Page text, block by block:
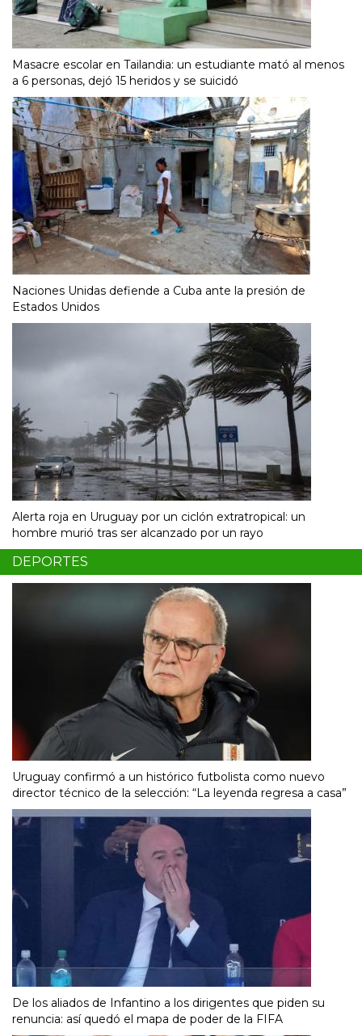
Masacre escolar en Tailandia: un estudiante mató al menos
a 6 personas, dejó 15 heridos y se suicidó
Naciones Unidas defiende a Cuba ante la presión de
Estados Unidos
Alerta roja en Uruguay por un ciclón extratropical: un
hombre murió tras ser alcanzado por un rayo
DEPORTES
Uruguay confirmó a un histórico futbolista como nuevo
director técnico de la selección: “La leyenda regresa a casa”
De los aliados de Infantino a los dirigentes que piden su
renuncia: así quedó el mapa de poder de la FIFA